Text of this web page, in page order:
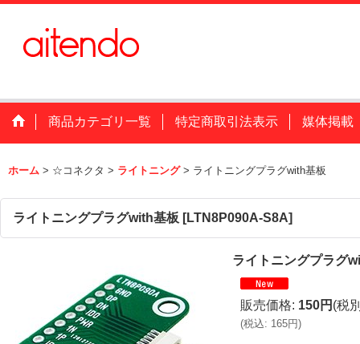
商品カテゴリ一覧 特定商取引法表示 媒体掲載
ホーム > ☆コネクタ > ライトニング > ライトニングプラグwith基板
ライトニングプラグwith基板 [LTN8P090A-S8A]
ライトニングプラグ
販売価格: 150円 (税
(税込: 165円)